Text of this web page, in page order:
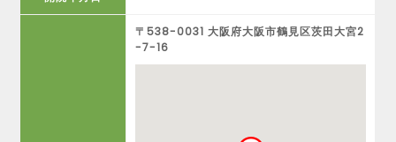
〒538-0031 大阪府大阪市鶴見区茨田大宮2
-7-16